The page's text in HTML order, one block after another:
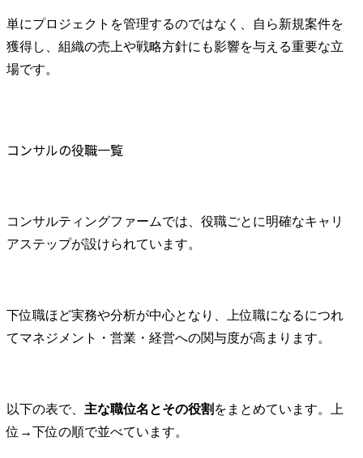
て、相談対応のAI化・DX
化等の各種施策を企画・
り、より戦略的な知財業
び商標の調査・出願・活
用に関する業務を担当
技術動向の把握と競合分
析を通じて、効果的な知
財ポートフォリオの構築
と権利侵害予防におい
て、各種プロジェクトへ
の支援と相談対応を実施
単にプロジェクトを管理するのではなく、自ら新規案件を
獲得し、組織の売上や戦略方針にも影響を与える重要な立
場です。
コンサルの役職一覧
コンサルティングファームでは、役職ごとに明確なキャリ
アステップが設けられています。
下位職ほど実務や分析が中心となり、上位職になるにつれ
てマネジメント・営業・経営への関与度が高まります。
以下の表で、 主な職位名とその役割 をまとめています。上
位→下位の順で並べています。